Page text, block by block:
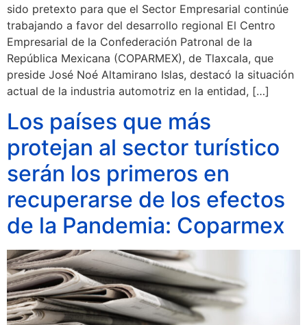
sido pretexto para que el Sector Empresarial continúe
trabajando a favor del desarrollo regional El Centro
Empresarial de la Confederación Patronal de la
República Mexicana (COPARMEX), de Tlaxcala, que
preside José Noé Altamirano Islas, destacó la situación
actual de la industria automotriz en la entidad, […]
Los países que más
protejan al sector turístico
serán los primeros en
recuperarse de los efectos
de la Pandemia: Coparmex